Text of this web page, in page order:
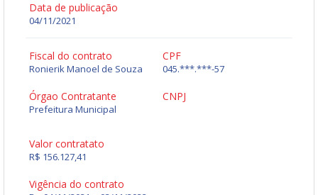
Data de publicação
04/11/2021
Fiscal do contrato
Ronierik Manoel de Souza
CPF
045.***.***-57
Órgao Contratante
Prefeitura Municipal
CNPJ
Valor contratato
R$ 156.127,41
Vigência do contrato